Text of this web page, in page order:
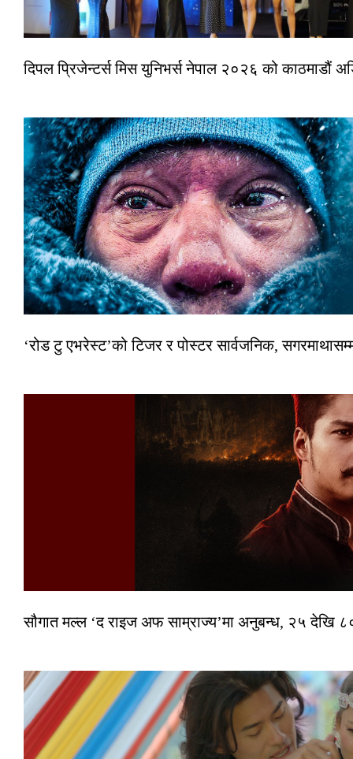
दिपल प्रिजेन्टर्स मिस युनिभर्स नेपाल २०२६ को काठमाडौं
‘रोड टु एभरेस्ट’को टिजर र पोस्टर सार्वजनिक,
सौगात मल्ल ‘द राइज अफ साम्राज्य’मा अनुबन्ध, २५ देखि